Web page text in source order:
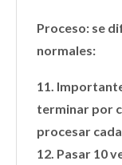
Proceso: se
normales:
11.
terminar por
procesar
12. Pasar 10